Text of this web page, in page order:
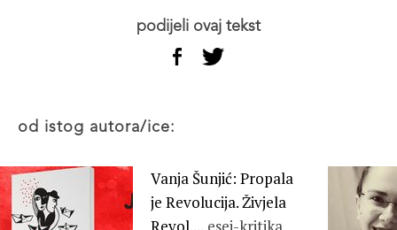
podijeli ovaj tekst
od istog autora/ice:
Vanja Šunjić: Propala
je Revolucija. Živjela